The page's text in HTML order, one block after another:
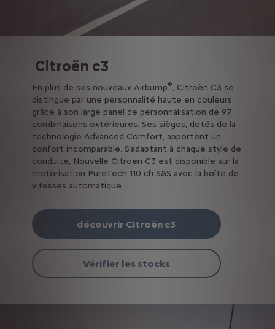
Citroën c3
En plus de ses nouveaux Airbump®, Citroën C3 se
distingue par une personnalité haute en couleurs
grâce à son large panel de personnalisation de 97
combinaisons extérieures. Ses sièges, dotés de la
technologie Advanced Comfort, apportent un
confort incomparable. S’adaptant à chaque style de
conduite, Nouvelle Citroën C3 est disponible sur la
motorisation PureTech 110 ch S&S avec la boîte de
vitesses automatique..
découvrir Citroën c3
Vérifier les stocks